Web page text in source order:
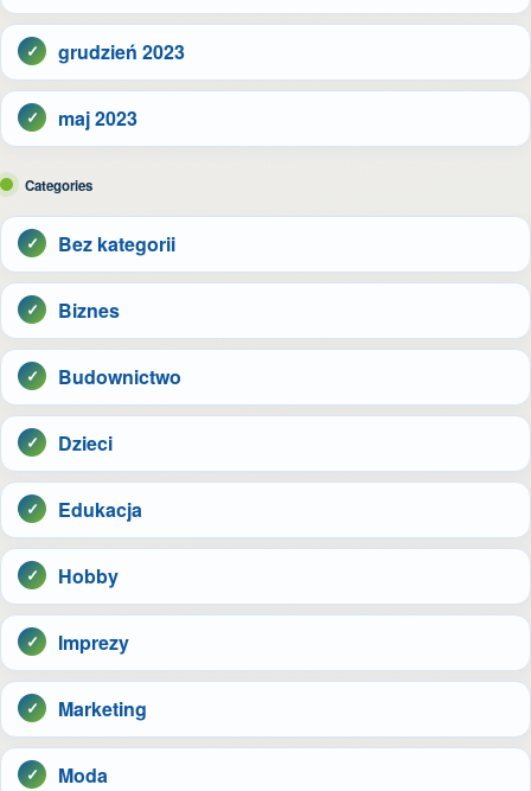
grudzień 2023
maj 2023
Categories
Bez kategorii
Biznes
Budownictwo
Dzieci
Edukacja
Hobby
Imprezy
Marketing
Moda